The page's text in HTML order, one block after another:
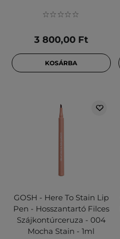
3 800,00 Ft
KOSÁRBA
GOSH - Here To Stain Lip
Pen - Hosszantartó Filces
Szájkontúrceruza - 004
Mocha Stain - 1ml